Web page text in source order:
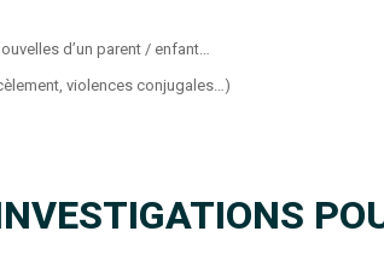
d’un parent / enfant…
violences conjugales…)